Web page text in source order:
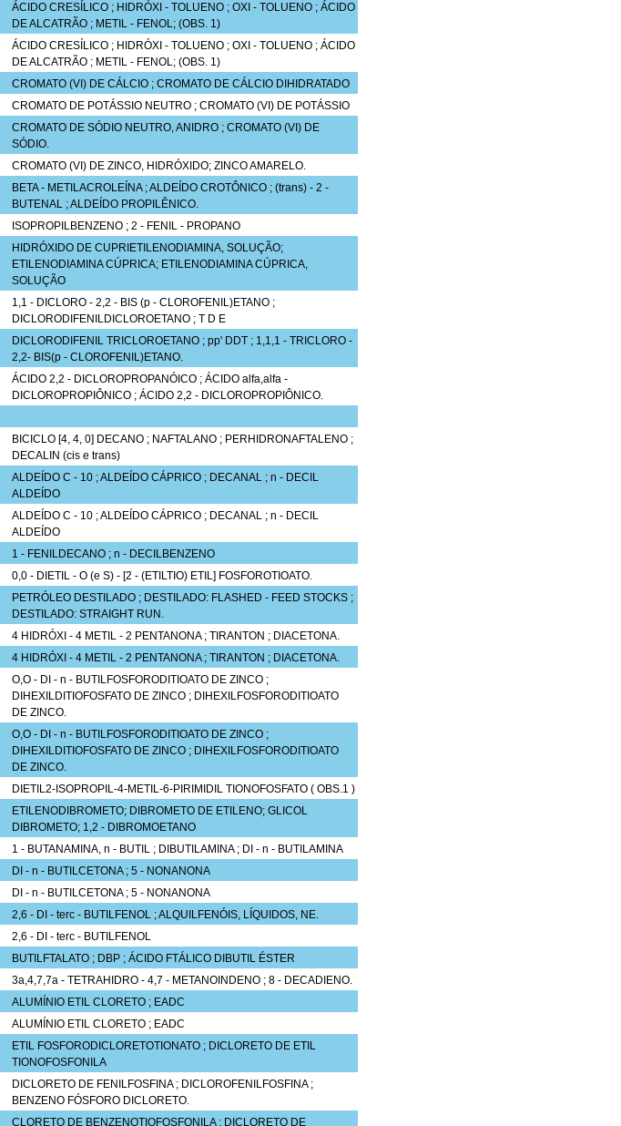
ÁCIDO CRESÍLICO ; HIDRÓXI - TOLUENO ; OXI - TOLUENO ; ÁCIDO
DE ALCATRÃO ; METIL - FENOL; (OBS. 1)
ÁCIDO CRESÍLICO ; HIDRÓXI - TOLUENO ; OXI - TOLUENO ; ÁCIDO
DE ALCATRÃO ; METIL - FENOL; (OBS. 1)
CROMATO (VI) DE CÁLCIO ; CROMATO DE CÁLCIO DIHIDRATADO
CROMATO DE POTÁSSIO NEUTRO ; CROMATO (VI) DE POTÁSSIO
CROMATO DE SÓDIO NEUTRO, ANIDRO ; CROMATO (VI) DE
SÓDIO.
CROMATO (VI) DE ZINCO, HIDRÓXIDO; ZINCO AMARELO.
BETA - METILACROLEÍNA ; ALDEÍDO CROTÔNICO ; (trans) - 2 -
BUTENAL ; ALDEÍDO PROPILÊNICO.
ISOPROPILBENZENO ; 2 - FENIL - PROPANO
HIDRÓXIDO DE CUPRIETILENODIAMINA, SOLUÇÃO;
ETILENODIAMINA CÚPRICA; ETILENODIAMINA CÚPRICA,
SOLUÇÃO
1,1 - DICLORO - 2,2 - BIS (p - CLOROFENIL)ETANO ;
DICLORODIFENILDICLOROETANO ; T D E
DICLORODIFENIL TRICLOROETANO ; pp' DDT ; 1,1,1 - TRICLORO -
2,2- BIS(p - CLOROFENIL)ETANO.
ÁCIDO 2,2 - DICLOROPROPANÓICO ; ÁCIDO alfa,alfa -
DICLOROPROPIÔNICO ; ÁCIDO 2,2 - DICLOROPROPIÔNICO.
BICICLO [4, 4, 0] DECANO ; NAFTALANO ; PERHIDRONAFTALENO ;
DECALIN (cis e trans)
ALDEÍDO C - 10 ; ALDEÍDO CÁPRICO ; DECANAL ; n - DECIL
ALDEÍDO
ALDEÍDO C - 10 ; ALDEÍDO CÁPRICO ; DECANAL ; n - DECIL
ALDEÍDO
1 - FENILDECANO ; n - DECILBENZENO
0,0 - DIETIL - O (e S) - [2 - (ETILTIO) ETIL] FOSFOROTIOATO.
PETRÓLEO DESTILADO ; DESTILADO: FLASHED - FEED STOCKS ;
DESTILADO: STRAIGHT RUN.
4 HIDRÓXI - 4 METIL - 2 PENTANONA ; TIRANTON ; DIACETONA.
4 HIDRÓXI - 4 METIL - 2 PENTANONA ; TIRANTON ; DIACETONA.
O,O - DI - n - BUTILFOSFORODITIOATO DE ZINCO ;
DIHEXILDITIOFOSFATO DE ZINCO ; DIHEXILFOSFORODITIOATO
DE ZINCO.
O,O - DI - n - BUTILFOSFORODITIOATO DE ZINCO ;
DIHEXILDITIOFOSFATO DE ZINCO ; DIHEXILFOSFORODITIOATO
DE ZINCO.
DIETIL2-ISOPROPIL-4-METIL-6-PIRIMIDIL TIONOFOSFATO ( OBS.1 )
ETILENODIBROMETO; DIBROMETO DE ETILENO; GLICOL
DIBROMETO; 1,2 - DIBROMOETANO
1 - BUTANAMINA, n - BUTIL ; DIBUTILAMINA ; DI - n - BUTILAMINA
DI - n - BUTILCETONA ; 5 - NONANONA
DI - n - BUTILCETONA ; 5 - NONANONA
2,6 - DI - terc - BUTILFENOL ; ALQUILFENÓIS, LÍQUIDOS, NE.
2,6 - DI - terc - BUTILFENOL
BUTILFTALATO ; DBP ; ÁCIDO FTÁLICO DIBUTIL ÉSTER
3a,4,7,7a - TETRAHIDRO - 4,7 - METANOINDENO ; 8 - DECADIENO.
ALUMÍNIO ETIL CLORETO ; EADC
ALUMÍNIO ETIL CLORETO ; EADC
ETIL FOSFORODICLORETOTIONATO ; DICLORETO DE ETIL
TIONOFOSFONILA
DICLORETO DE FENILFOSFINA ; DICLOROFENILFOSFINA ;
BENZENO FÓSFORO DICLORETO.
CLORETO DE BENZENOTIOFOSFONILA ; DICLORETO DE